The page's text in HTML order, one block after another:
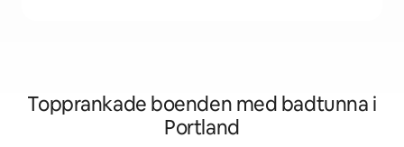
Topprankade boenden med badtunna i
Portland